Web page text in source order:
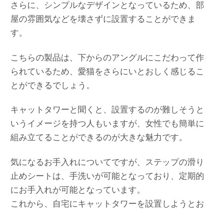
さらに、シンプルなデザインとなっているため、部
屋の雰囲気などを壊さずに設置することができま
す。
こちらの製品は、下からのアングルにこだわって作
られているため、愛猫をさらにいとおしく感じるこ
とができるでしょう。
キャットタワーと聞くと、設置するのが難しそうと
いうイメージを持つ人もいますが、女性でも簡単に
組み立てることができるのが大きな魅力です。
気になるお手入れについてですが、ステップの滑り
止めシートは、手洗いが可能となっており、定期的
にお手入れが可能となっています。
これから、自宅にキャットタワーを設置しようとお